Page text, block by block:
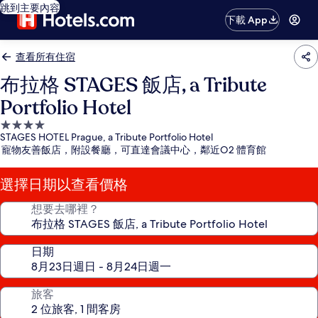
跳到主要內容
下載 App
查看所有住宿
布拉格 STAGES 飯店, a Tribute
Portfolio Hotel
4.0
星
級
住
宿
STAGES HOTEL Prague, a Tribute Portfolio Hotel
寵物友善飯店，附設餐廳，可直達會議中心，鄰近O2 體育館
選擇日期以查看價格
想要去哪裡？
日期
旅客